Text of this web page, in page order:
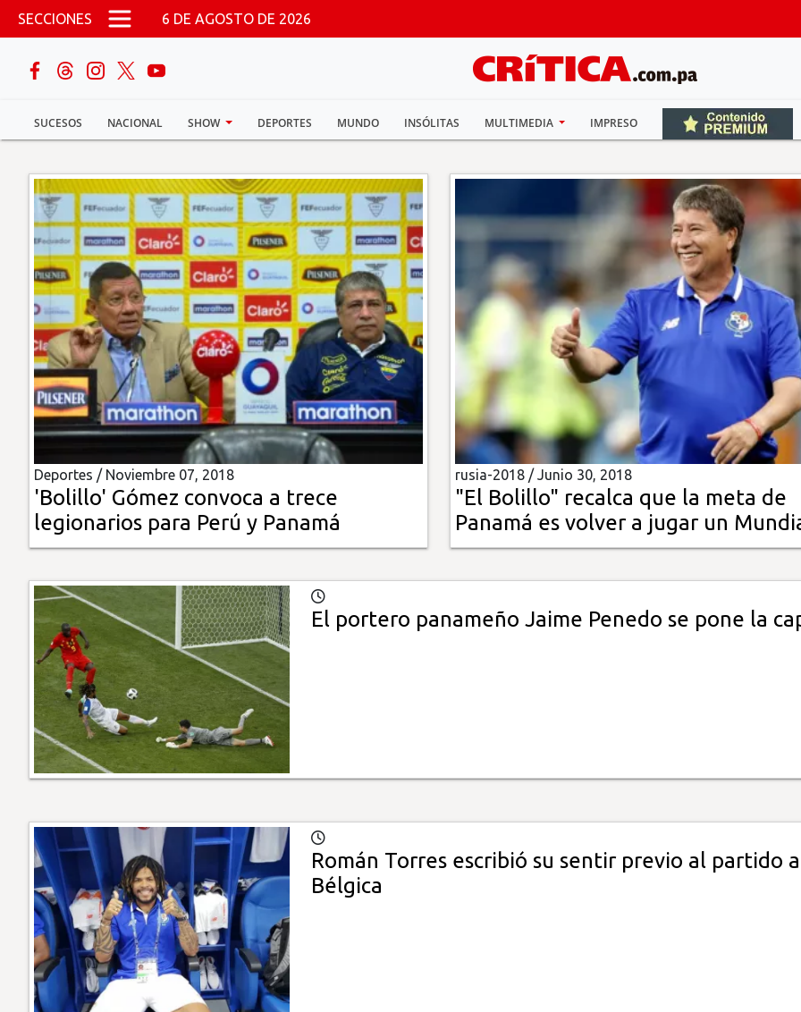
Pasar al contenido principal
SECCIONES 6 DE AGOSTO DE 2026
SUCESOS NACIONAL SHOW DEPORTES MUNDO INSÓLITAS MULTIMEDIA IMPRESO
buscar
Sucesos
Nacional
Política
Show
Deportes
Mundo
Insólitas
Multimedia
Impreso
Deportes / Noviembre 07, 2018
'Bolillo' Gómez convoca a trece
legionarios para Perú y Panamá
rusia-2018 /Junio 30, 2018
"El Bolillo" recalca que la meta de
Panamá es volver a jugar un
El portero panameño Jaime Penedo se pone la
Román Torres escribió su sentir previo al partido
Bélgica